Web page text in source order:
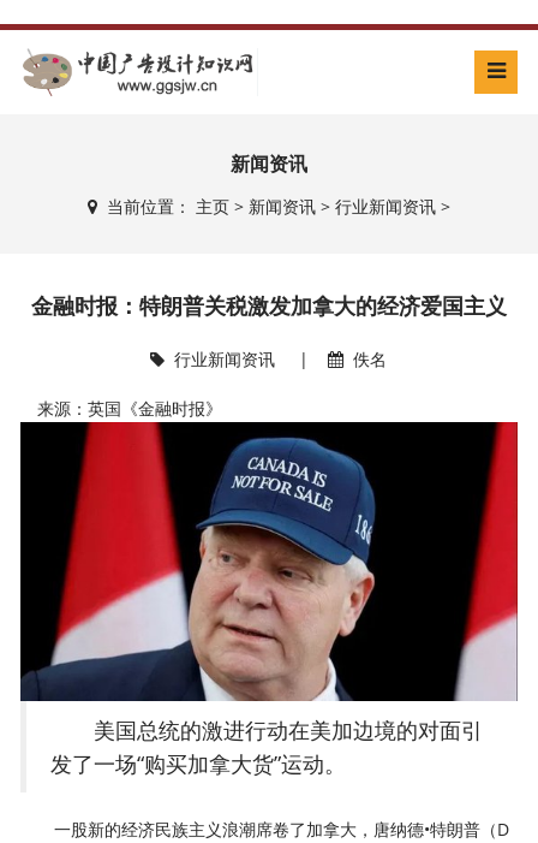
新闻资讯
当前位置： 主页> 新闻资讯> 行业新闻资讯>
金融时报：特朗普关税激发加拿大的经济爱国主义
行业新闻资讯 | 佚名
来源：英国《金融时报》
美国总统的激进行动在美加边境的对面引
发了一场“购买加拿大货”运动。
一股新的经济民族主义浪潮席卷了加拿大，唐纳德•特朗普（D